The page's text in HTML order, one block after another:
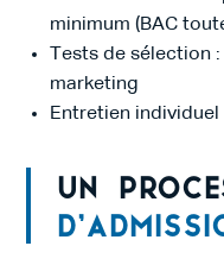
minimum (BAC
Tests de sélection
marketing
Entretien individuel
Un